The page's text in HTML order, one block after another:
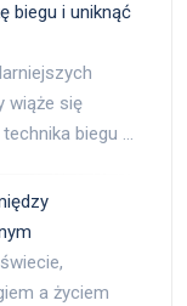
biegu i uniknąć
wiąże się
biegu …
a życiem